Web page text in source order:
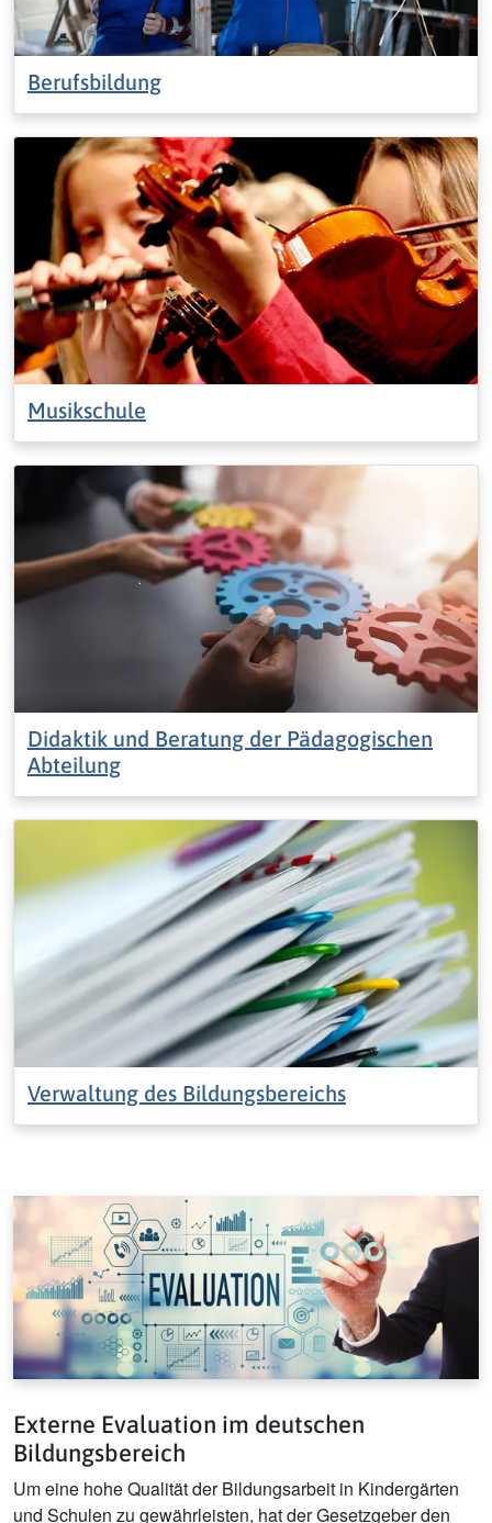
Berufsbildung
Musikschule
Didaktik und Beratung der Pädagogischen
Abteilung
Verwaltung des Bildungsbereichs
Externe Evaluation im deutschen
Bildungsbereich
Um eine hohe Qualität der Bildungsarbeit in Kindergärten
und Schulen zu gewährleisten, hat der Gesetzgeber den